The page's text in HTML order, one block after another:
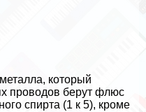
который
проводов берут флюс
спирта (1 к 5), кроме